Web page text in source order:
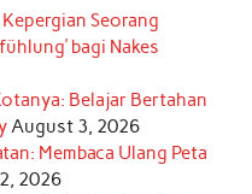
Seorang
bagi Nakes
Belajar Bertahan
August 3, 2026
Membaca Ulang Peta
2026